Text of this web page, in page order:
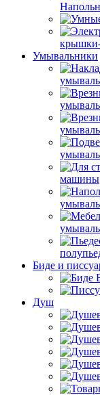
Умывальники
машины
Биде и
Душ